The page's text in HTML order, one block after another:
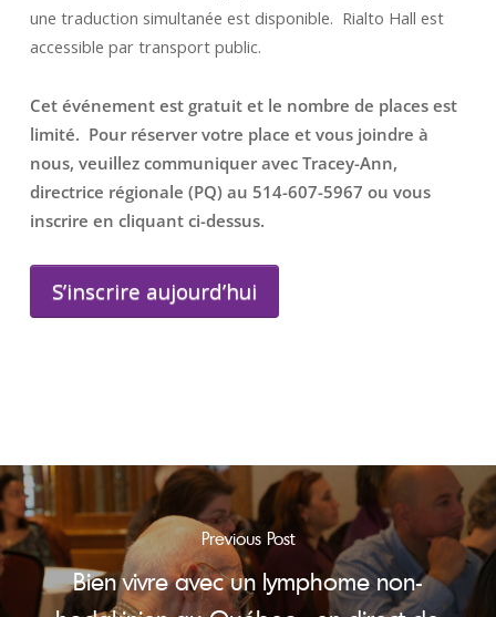
une traduction simultanée est disponible. Rialto Hall est
accessible par transport public.
Cet événement est gratuit et le nombre de places est
limité. Pour réserver votre place et vous joindre à
nous, veuillez communiquer avec Tracey-Ann,
directrice régionale (PQ) au 514-607-5967 ou vous
inscrire en cliquant ci-dessus.
S’inscrire aujourd’hui
Previous Post
Bien vivre avec un lymphome non-